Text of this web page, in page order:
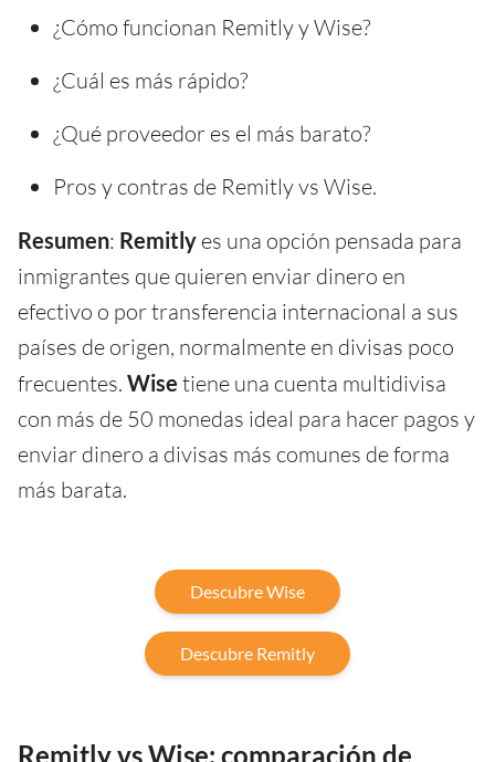
¿Cómo funcionan Remitly y Wise?
¿Cuál es más rápido?
¿Qué proveedor es el más barato?
Pros y contras de Remitly vs Wise.
Resumen: Remitly es una opción pensada para
inmigrantes que quieren enviar dinero en
efectivo o por transferencia internacional a sus
países de origen, normalmente en divisas poco
frecuentes. Wise tiene una cuenta multidivisa
con más de 50 monedas ideal para hacer pagos y
enviar dinero a divisas más comunes de forma
más barata.
Descubre Wise
Descubre Remitly
Remitly vs Wise: comparación de